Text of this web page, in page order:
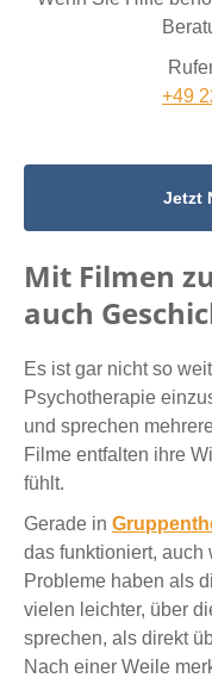
+49
Jetzt
Mit Filmen
auch
Es ist gar nicht so
Psychotherapie
und sprechen
Filme entfalten ihre
fühlt.
Gerade in
das funktioniert,
Probleme haben als
vielen leichter, über
sprechen, als direkt
Nach einer Weile